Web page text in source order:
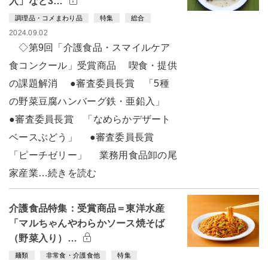
調理品・コメまわり品 特集 総合
2024.09.02
◇第9回「介護食品・スマイルケア
食コンクール」受賞商品 喫食・提供
の課題解消 ●審査委員長賞 「5種
の野菜豆腐ハンバーグ鉄・亜鉛入」
●審査委員長賞 「なめらかデザート
ベースぶどう」 ●審査委員長賞
「ピーチゼリー」 業務用食品卸の尾
家産業…続きを読む
介護食品特集：受賞商品＝東洋水産
「マルちゃんやわらかソース焼そば
（野菜入り）…
麺類 非常食・介護食他 特集